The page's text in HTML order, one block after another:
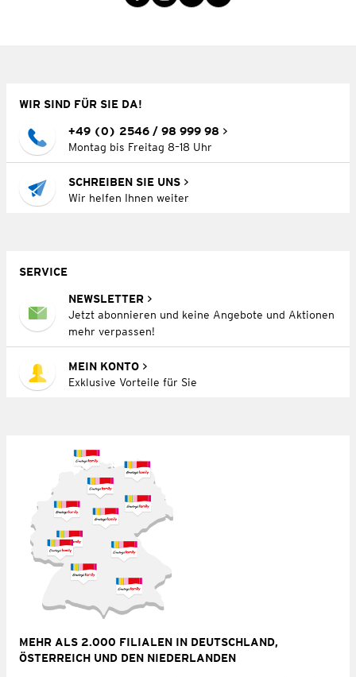
WIR SIND FÜR SIE DA!
+49 (0) 2546 / 98 999 98
Montag bis Freitag 8–18 Uhr
SCHREIBEN SIE UNS
Wir helfen Ihnen weiter
SERVICE
NEWSLETTER
Jetzt abonnieren und keine Angebote und Aktionen
mehr verpassen!
MEIN KONTO
Exklusive Vorteile für Sie
MEHR ALS 2.000 FILIALEN IN DEUTSCHLAND,
ÖSTERREICH UND DEN NIEDERLANDEN